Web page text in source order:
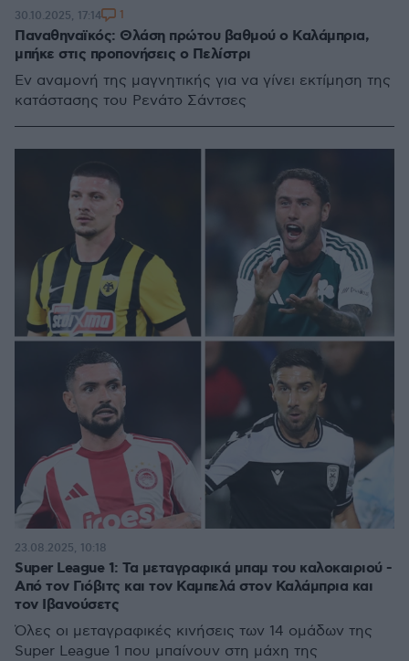
Παναθηναϊκός: Θλάση πρώτου βαθμού ο Καλάμπρια,
μπήκε στις προπονήσεις ο Πελίστρι
Εν αναμονή της μαγνητικής για να γίνει εκτίμηση της
κατάστασης του Ρενάτο Σάντσες
30.10.2025, 17:14 1
Super League 1: Τα μεταγραφικά μπαμ του καλοκαιριού -
Από τον Γιόβιτς και τον Καμπελά στον Καλάμπρια και
τον Ιβανούσετς
Όλες οι μεταγραφικές κινήσεις των 14 ομάδων της
Super League 1 που μπαίνουν στη μάχη της
23.08.2025, 10:18